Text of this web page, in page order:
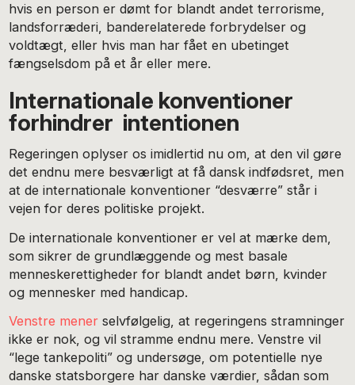
hvis en person er dømt for blandt andet terrorisme,
landsforræderi, banderelaterede forbrydelser og
voldtægt, eller hvis man har fået en ubetinget
fængselsdom på et år eller mere.
Internationale konventioner
forhindrer intentionen
Regeringen oplyser os imidlertid nu om, at den vil gøre
det endnu mere besværligt at få dansk indfødsret, men
at de internationale konventioner “desværre” står i
vejen for deres politiske projekt.
De internationale konventioner er vel at mærke dem,
som sikrer de grundlæggende og mest basale
menneskerettigheder for blandt andet børn, kvinder
og mennesker med handicap.
Venstre mener selvfølgelig, at regeringens stramninger
ikke er nok, og vil stramme endnu mere. Venstre vil
“lege tankepoliti” og undersøge, om potentielle nye
danske statsborgere har danske værdier, sådan som